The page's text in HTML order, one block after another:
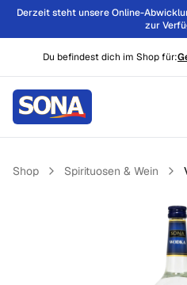
Derzeit steht unsere Online-
zur
Du befindest dich im Shop für:
Shop Spirituosen & Wein